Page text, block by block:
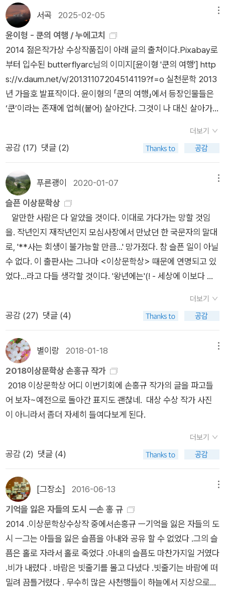
노의 대상이 아내로 번지고...또 다시 우연히 만나 아내의 상사에
게 그 분노가 번진다.그리고 소설은 그 상사와 아내가 불륜의 관
계이며, 그들의 만남으로 인해 아내가 아이를 돌보지 못했고, 그
로 인해 아이가 죽었다는 암시를 남기며 끝난다.물론 이것은 태오
의 내면의 생각이다.작가는 이런 태오의 생각이 사실이라든지, 아
니면 태오 자신만의 망상이라든지에 대한 언급이 없다.소설은 처
음부터 끝까지 작가가 말하려는 것이 모호하고...그로 인해 계속
해서 소설에 대해서 생각하게 한다.순수문학의 묘미라는 것이 이
런 것일까?요즘에 추리소설들을 많이 읽는데...추리 소설들은 끝
가 계속해서 생각해야 한다.뭐지?저자가 무슨 이야기를 하려는
올려져있다.제목은 [저녁의 구애]이다.작가가 김이라만 부르는
주인공은 은퇴를 하고 화원을 운영하고 있다.(물론 작품에서는
이런 배경도 잘 설명하지 않는다. 소설을 읽으며 짐작한 것이다.)
주인공은 기억도 잘 못하는 옛 직장 동료로 부터 예전에 알던 어
른이 위독하다는 소식을 듣는다.그러나 주인공은 옛 동료에 대한
마음도, 그 어른에 대한 마음도 남아있지 않다.그러나 동료의 부
탁으로 자신이 운영하는 화원에서 화환을 가지고 먼 지방으로 내
여인과의 관계를 부담스러워하고 끝내려 한다.지방에 내려 갔으
나 그 어른은 아직 임종을 맞이 하지 않고 있고...주인공은 임종을
기다리다가...우연히 사고가 날 뻔 한다.그리고 갑자기 그 여인에
게 전화를 해서 사랑한다고 말한다.이게 전부다...더 이상 설명
도...뒷 이야기도 없다....아쉽게도 이 작품에 대한 해설도 없다.그
래서 더 작가가 무슨 말을 하려는지 이해하기 힘들다. 편해영작
가는 이 책에 실린 자신의 글에서 자신의 소설의 출발은 학창 시
절 때의 한 아르바이트 사건이라고 이야기 한다.그녀는 당시 친구
들과 구청에서 가구 별로 조사한 내용을 컴퓨터에 입력하는 작업
을 했었는데...그 정보 속에 그녀의 아버지가 적은 그녀의 가정에
했었다.그러나 그녀는 그 정보 속에 자신의 삶이 다 드러나지 않
음을 깨달았다.그리고 단지 외부적인 정보만으로 상대방을 이해
한다고 생각하는 것이 얼마나 어리석은지를 깨달았다고 말한
다. 이 부분을 읽으며 다시 그녀의 작품들에 대해 생각해 보게 되
었다.우리가 너무나 쉽게 단정해 버리는 다른 사람들의 삶이...어
쩌면 그렇게 쉽게 단정해 버릴 수 없는 다른 미묘한 것들이 얽혀
있는 것임을 보여 주려는 것은 아닐까?그녀의 소설 속의 주인공
과 그들의 삶은 타인이 너무 쉽게 단정하기에 좋은 삶이다.자녀를
잃고 아내를 원망하는 남편...자신의 은사에 대해 의무감만 가지
서곡 2025-02-05
윤이형 - 쿤의 여행 / 누에고치
2014 젊은작가상 수상작품집이 아래 글의 출처이다.Pixabay로
부터 입수된 butterflyarc님의 이미지[윤이형 '쿤의 여행'] http
s://v.daum.net/v/20131107204514119?f=o 실천문학 2013
년 가을호 발표작이다. 윤이형의 「쿤의 여행」에서 등장인물들은
‘쿤’이라는 존재에 업혀(붙어) 살아간다. 그것이 나 대신 살아가
생각도 한다. 읽다보면 어쩔 수 없이 ‘쿤’이 무엇을 ‘상징’하는지
생각하게 된다. 자기 삶의 주체가 되기를 원하지 않으며 세상의
본질적인 영역과 대면하려고도 하지 않는, 즉 어른이 되기를 스스
로 유예한 커쿤(cocoon, 누에고치)으로서의 인간. 특수하게는,
1976년생인 작가가 ‘386세대’와 ‘88만원 세대’ 사이에 끼어 있
는 자기 세대의 어떤 특수한 결함에 대해 성찰하는 소설로 읽히
고, 보편적으로는, 어느 시대 어느 누구건 ‘진정한 자기 자신’으로
살아가는 일은 지난한 것임을 말하고 있는 소설로도 읽힌다. 몇
가지 이유로 놀라운 소설이지만, 이 소설을 윤이형이 썼다는 사실
은 별로 놀랍지 않다. - 신형철
더보기
공감 (17) 댓글 (2)
푸른괭이 2020-01-07
슬픈 이상문학상
알만한 사람은 다 알았을 것이다. 이대로 가다가는 망할 것임
을. 작년인지 재작년인지 모심사장에서 만났던 한 국문자의 말대
로, '**사는 회생이 불가능할 만큼...' 망가졌다. 참 슬픈 일이 아닐
수 없다. 이 출판사는 그나마 <이상문학상> 때문에 연명되고 있
었다...라고 다들 생각할 것이다. '왕년에는'(! - 세상에 이보다 더
모든 작가의 로망, 이었다고 해도 과언이 아니다. 적어도 나에게
는 그랬다. 93년도 이상문학상 <얼음의 도가니>(최수철), 94년
<하나코는 없다>(최윤) 등 문학회 세미나 목록 1순위가 이 책이
었다. 많은 작가들이 자신의 단편이 여기 실리는 것만으로도 감격
했을 법하다. 젊은 독자들은 비단 수상작뿐만 아니라 여러 수록
작품을 읽으며 현대 소설의 흐름, 방향을 가늠해보고 자신의 나아
갈(^^;;) 바를 그려보기도 했다. 대략 위에 가져온 이미
지의 작품 정도는 나도 읽었다. 그다음에도 꾸준히 샀다. 수업에
서 다루려고 비교적 열심히 읽었으나 도무지 작품이 안 되는 것이
다ㅠㅠ 좋은 작품도 있으나 너무 재미가 없기 일쑤고, '잘' 썼다기
을 지울 수 없었다. 그러던 차, 다른 상들이 이 상의 자리를 가뿐
히 대체한지 오래다. 단편의 경우, 권위로 치자면 이미 황순원문
학상, 현대문학상, 이효석문학상, 김유정문학상 등이 가져갔고,
소위 지형도를 읽기에는 오늘의작가상이 좋다. <이상...> 수상
작의 조건 중 하나가 작가의 작품집에 수상작의 제목을 쓰지 않는
(못하는) 것, 이었던 것으로 안다. 상 받은 모든 작가들이 동의했
다는 것인데, 이상의 얼굴 옆에 자신의 이름과 작품 제목이 붙는
다는 사실에 대한 자부심의 방증이기도 하겠다. 최수철의 <얼음
더보기
공감 (27) 댓글 (4)
별이랑 2018-01-18
2018이상문학상 손홍규 작가
2018 이상문학상 어디 이번기회에 손홍규 작가의 글을 파고들
어 보자~예전으로 돌아간 표지도 괜찮네. 대상 수상 작가 사진
더보기
공감 (2) 댓글 (4)
[그장소] 2016-06-13
기억을 잃은 자들의 도시 ㅡ손 홍 규
2014 .이상문학상수상작 중에서손홍규 ㅡ기억을 잃은 자들의 도
시 ㅡ그는 아들을 잃은 슬픔을 아내와 공유 할 수 없었다 .그의 슬
픔은 홀로 자라서 홀로 죽었다 .아내의 슬픔도 마찬가지일 거였다
.비가 내렸다 . 바람은 빗줄기를 몰고 다녔다 .빗줄기는 바람에 떠
밀려 끔틀거렸다 . 무수히 많은 사천행들이 하늘에서 지상으로흘